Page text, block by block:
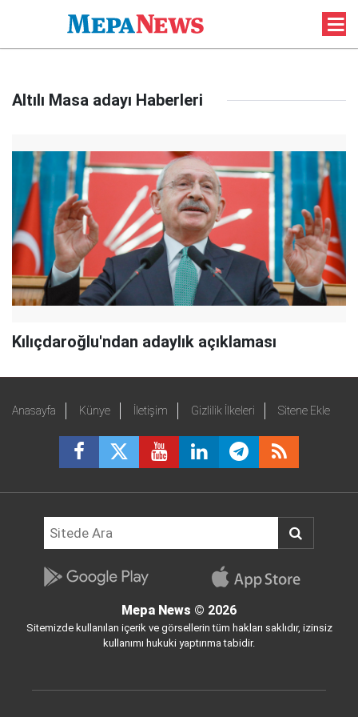
Altılı Masa adayı Haberleri
Kılıçdaroğlu'ndan adaylık açıklaması
Anasayfa Künye İletişim Gizlilik İlkeleri Sitene Ekle
Mepa News © 2026
Sitemizde kullanılan içerik ve görsellerin tüm hakları saklıdır, izinsiz
kullanımı hukuki yaptırıma tabidir.